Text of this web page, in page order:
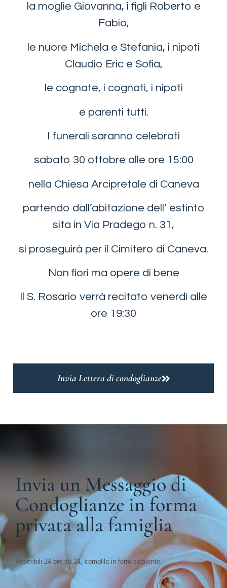
la moglie Giovanna, i figli Roberto e
Fabio,
le nuore Michela e Stefania, i nipoti
Claudio Eric e Sofia,
le cognate, i cognati, i nipoti
e parenti tutti.
I funerali saranno celebrati
sabato 30 ottobre alle ore 15:00
nella Chiesa Arcipretale di Caneva
partendo dall’abitazione dell’ estinto
sita in Via Pradego n. 31,
si proseguirà per il Cimitero di Caneva.
Non fiori ma opere di bene
Il S. Rosario verrà recitato venerdì alle
ore 19:30
Invia Lettera di condoglianze
Invia un Messaggio di
Condoglianze in forma
privata alla famiglia
Reperibili 24 ore su 24, complila in form seguente.